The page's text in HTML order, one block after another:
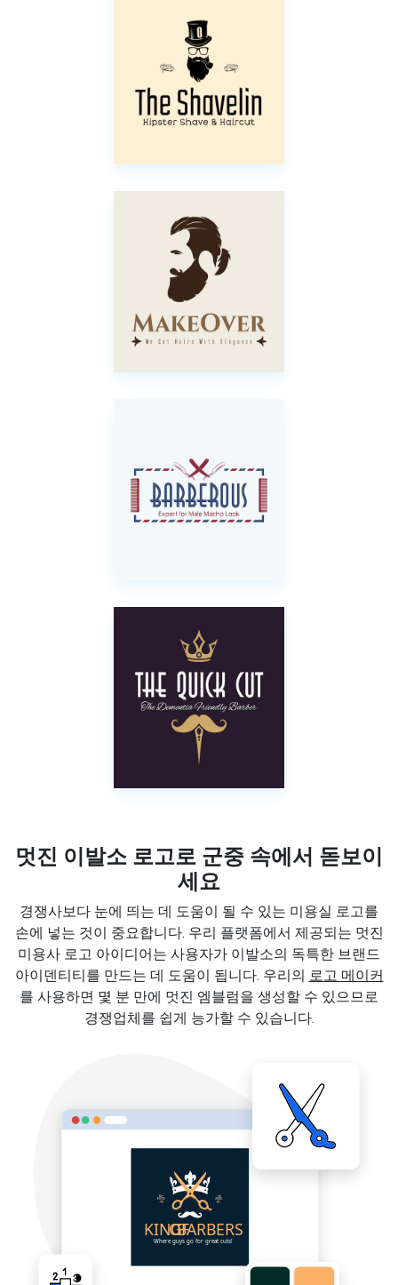
멋진 이발소 로고로 군중 속에서 돋보이
세요
경쟁사보다 눈에 띄는 데 도움이 될 수 있는 미용실 로고를
손에 넣는 것이 중요합니다. 우리 플랫폼에서 제공되는 멋진
미용사 로고 아이디어는 사용자가 이발소의 독특한 브랜드
아이덴티티를 만드는 데 도움이 됩니다. 우리의 로고 메이커
를 사용하면 몇 분 만에 멋진 엠블럼을 생성할 수 있으므로
경쟁업체를 쉽게 능가할 수 있습니다.